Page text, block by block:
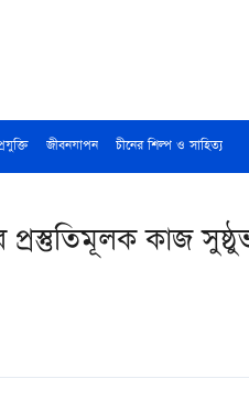
জীবনযাপন চীনের শিল্প ও সাহিত্য
কাজ